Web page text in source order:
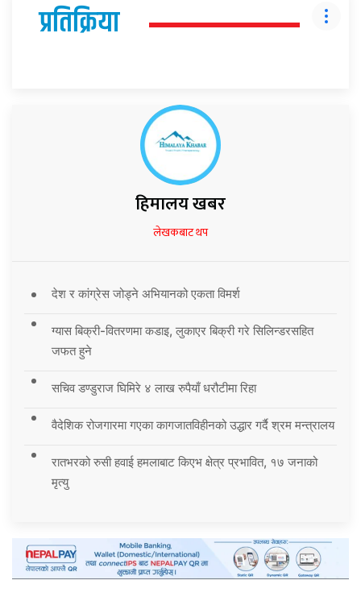
प्रतिक्रिया
हिमालय खबर
लेखकबाट थप
देश र कांग्रेस जोड्ने अभियानको एकता विमर्श
ग्यास बिक्री-वितरणमा कडाइ, लुकाएर बिक्री गरे सिलिन्डरसहित
जफत हुने
सचिव डण्डुराज घिमिरे ४ लाख रुपैयाँ धरौटीमा रिहा
वैदेशिक रोजगारमा गएका कागजातविहीनको उद्धार गर्दै श्रम मन्त्रालय
रातभरको रुसी हवाई हमलाबाट किएभ क्षेत्र प्रभावित, १७ जनाको
मृत्यु